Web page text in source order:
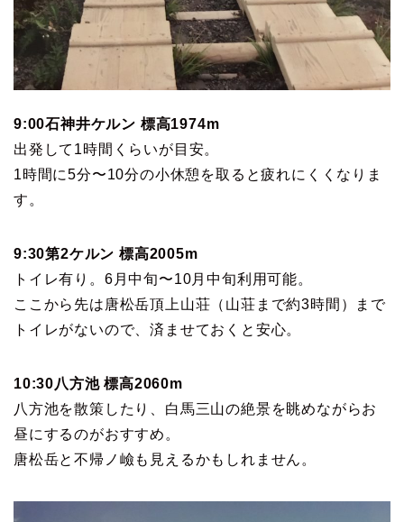
9:00石神井ケルン 標高1974m
出発して1時間くらいが目安。
1時間に5分〜10分の小休憩を取ると疲れにくくなりま
す。
9:30第2ケルン 標高2005m
トイレ有り。6月中旬〜10月中旬利用可能。
ここから先は唐松岳頂上山荘（山荘まで約3時間）まで
トイレがないので、済ませておくと安心。
10:30八方池 標高2060m
八方池を散策したり、白馬三山の絶景を眺めながらお
昼にするのがおすすめ。
唐松岳と不帰ノ嶮も見えるかもしれません。